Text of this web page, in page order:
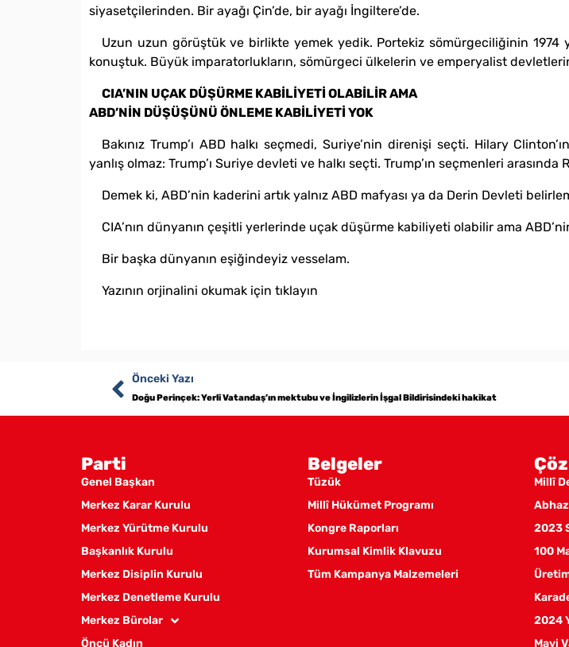
siyasetçilerinden. Bir ayağı Çin’de, bir ayağı İngiltere’de.
Uzun uzun görüştük ve birlikte yemek yedik. Portekiz sömürgeciliğinin 1974
konuştuk. Büyük imparatorlukların, sömürgeci ülkelerin ve emperyalist
CIA’NIN UÇAK DÜŞÜRME KABİLİYETİ OLABİLİR AMA
ABD’NİN DÜŞÜŞÜNÜ ÖNLEME KABİLİYETİ YOK
Bakınız Trump’ı ABD halkı seçmedi, Suriye’nin direnişi seçti. Hilary
yanlış olmaz: Trump’ı Suriye devleti ve halkı seçti. Trump’ın seçmenleri arasında
Demek ki, ABD’nin kaderini artık yalnız ABD mafyası ya da Derin Devleti
CIA’nın dünyanın çeşitli yerlerinde uçak düşürme kabiliyeti olabilir ama
Bir başka dünyanın eşiğindeyiz vesselam.
Yazının orjinalini okumak için tıklayın
Önceki Yazı
Doğu Perinçek: Yerli Vatandaş’ın mektubu ve İngilizlerin İşgal Bildirisindeki hakikat
Parti
Genel Başkan
Merkez Karar Kurulu
Merkez Yürütme Kurulu
Başkanlık Kurulu
Merkez Disiplin Kurulu
Merkez Denetleme Kurulu
Merkez Bürolar
Öncü Kadın
Belgeler
Tüzük
Millî Hükümet Programı
Kongre Raporları
Kurumsal Kimlik Klavuzu
Tüm Kampanya Malzemeleri
Millî
2023
100
2024
Mavi